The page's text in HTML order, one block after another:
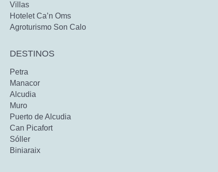
Villas
Hotelet Ca’n Oms
Agroturismo Son Calo
DESTINOS
Petra
Manacor
Alcudia
Muro
Puerto de Alcudia
Can Picafort
Sóller
Biniaraix